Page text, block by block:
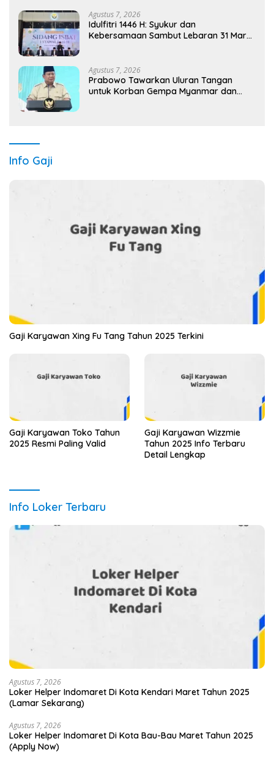
Agustus 7, 2026
Idulfitri 1446 H: Syukur dan
Kebersamaan Sambut Lebaran 31 Maret
Agustus 7, 2026
Prabowo Tawarkan Uluran Tangan
untuk Korban Gempa Myanmar dan
Info Gaji
Gaji Karyawan Xing Fu Tang Tahun 2025 Terkini
Gaji Karyawan Toko Tahun
2025 Resmi Paling Valid
Gaji Karyawan Wizzmie
Tahun 2025 Info Terbaru
Detail Lengkap
Info Loker Terbaru
Agustus 7, 2026
Loker Helper Indomaret Di Kota Kendari Maret Tahun 2025
(Lamar Sekarang)
Agustus 7, 2026
Loker Helper Indomaret Di Kota Bau-Bau Maret Tahun 2025
(Apply Now)